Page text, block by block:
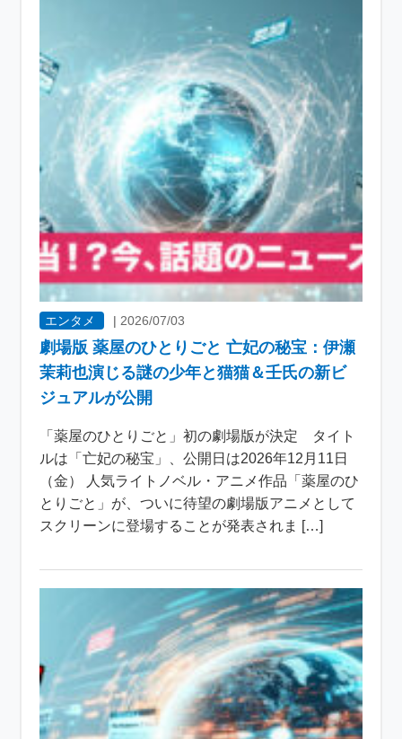
エンタメ |2026/07/03
劇場版 薬屋のひとりごと 亡妃の秘宝：伊瀬
茉莉也演じる謎の少年と猫猫＆壬氏の新ビ
ジュアルが公開
「薬屋のひとりごと」初の劇場版が決定 タイト
ルは「亡妃の秘宝」、公開日は2026年12月11日
（金） 人気ライトノベル・アニメ作品「薬屋のひ
とりごと」が、ついに待望の劇場版アニメとして
スクリーンに登場することが発表されま […]